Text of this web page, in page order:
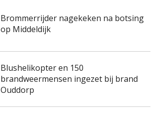
Brommerrijder nagekeken na botsing
op Middeldijk
Blushelikopter en 150
brandweermensen ingezet bij brand
Ouddorp